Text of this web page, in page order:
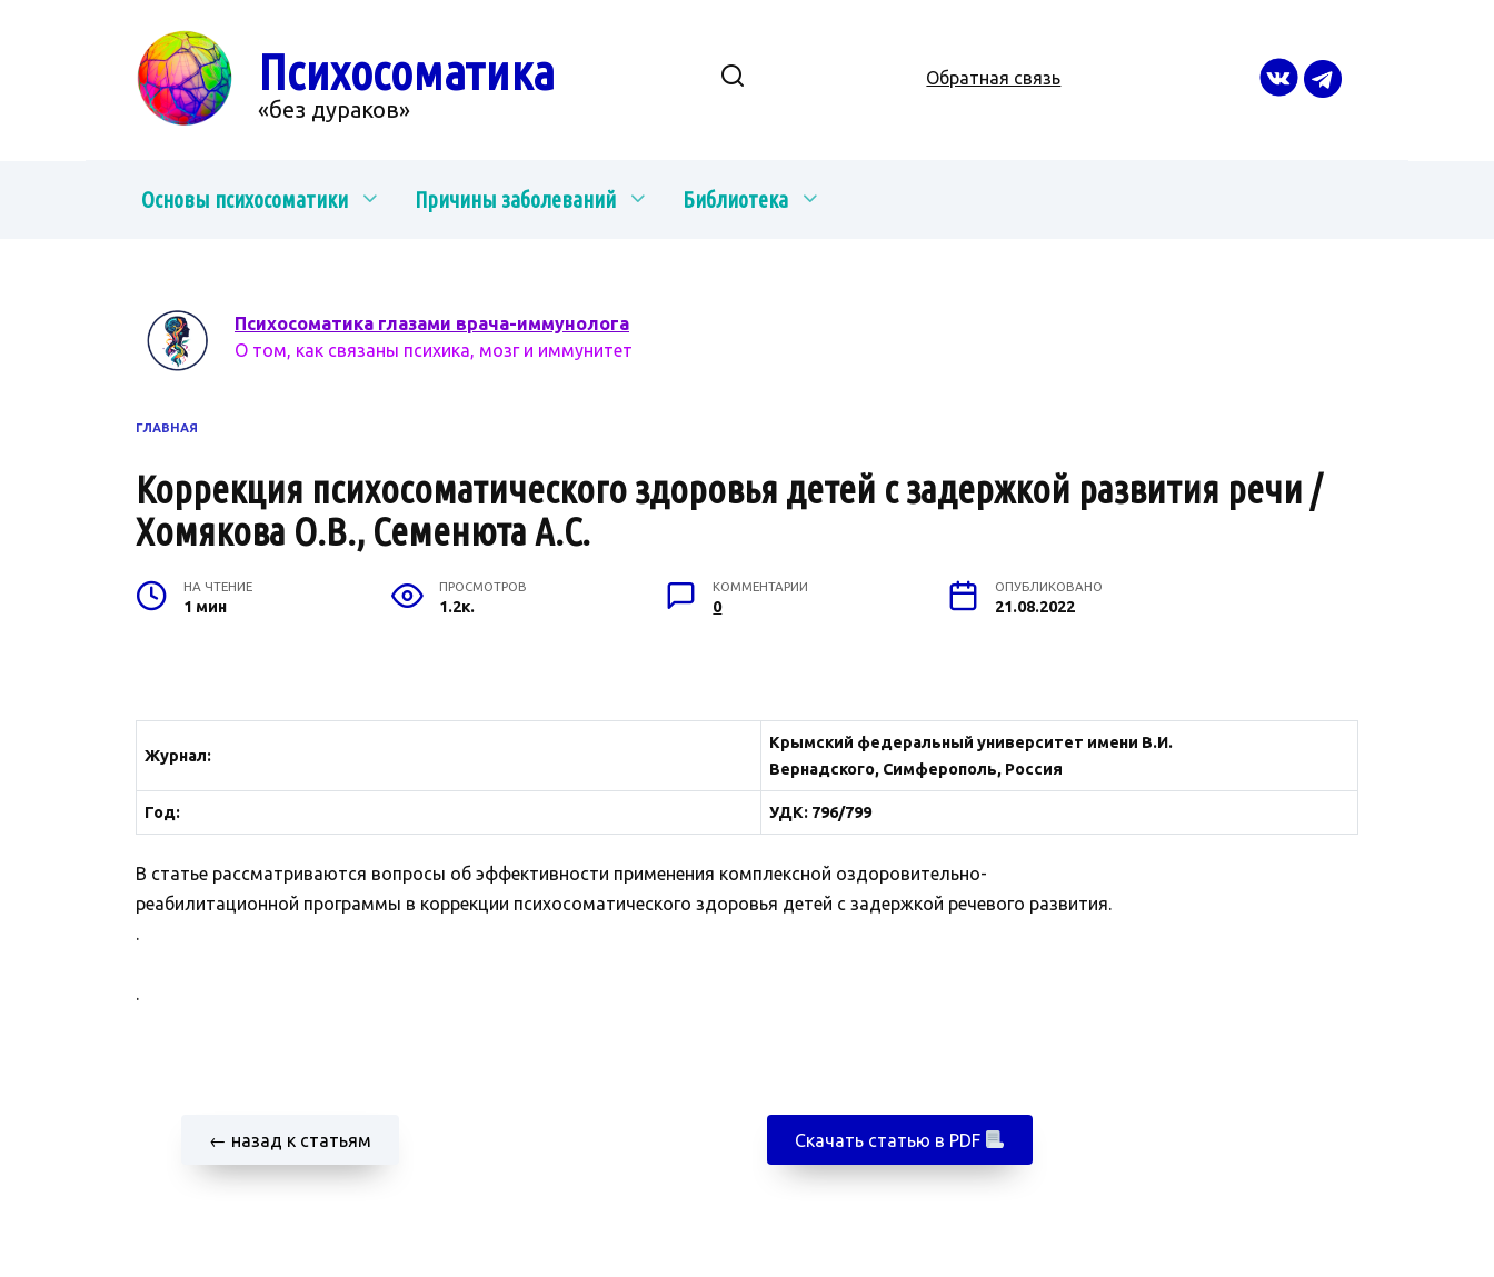
Психосоматика
«без дураков»
Обратная связь
Основы психосоматики Причины заболеваний Библиотека
Психосоматика глазами врача-иммунолога
О том, как связаны психика, мозг и иммунитет
ГЛАВНАЯ
Коррекция психосоматического здоровья детей с задержкой развития речи /
Хомякова О.В., Семенюта А.С.
НА ЧТЕНИЕ
1 мин
ПРОСМОТРОВ
1.2к.
КОММЕНТАРИИ
0
ОПУБЛИКОВАНО
21.08.2022
Журнал:
Крымский федеральный университет имени В.И.
Вернадского, Симферополь, Россия
Год: УДК: 796/799
В статье рассматриваются вопросы об эффективности применения комплексной оздоровительно-
реабилитационной программы в коррекции психосоматического здоровья детей с задержкой речевого развития.
.
.
← назад к статьям Скачать статью в PDF